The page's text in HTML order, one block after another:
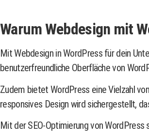
Warum Webdesign mit
Mit Webdesign in WordPress für dein
benutzerfreundliche Oberfläche von
Zudem bietet WordPress eine Vielzahl
responsives Design wird sichergestellt,
Mit der SEO-Optimierung von